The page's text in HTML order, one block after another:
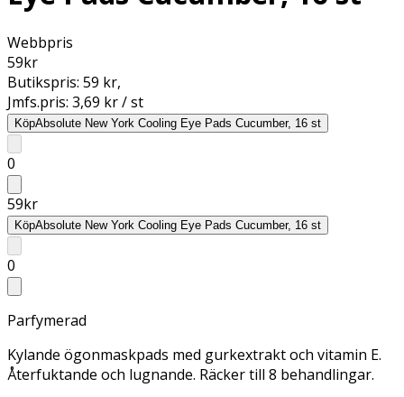
Webbpris
59kr
Butikspris: 59 kr,
Jmfs.pris: 3,69 kr / st
KöpAbsolute New York Cooling Eye Pads Cucumber, 16 st
0
59kr
KöpAbsolute New York Cooling Eye Pads Cucumber, 16 st
0
Parfymerad
Kylande ögonmaskpads med gurkextrakt och vitamin E.
Återfuktande och lugnande. Räcker till 8 behandlingar.